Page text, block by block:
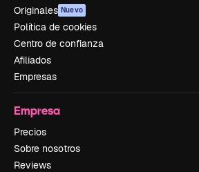
Originales Nuevo
Política de cookies
Centro de confianza
Afiliados
Empresas
Empresa
Precios
Sobre nosotros
Reviews